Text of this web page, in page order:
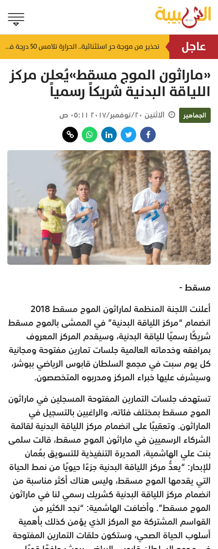
عاجل منذ ساعة لتشوه المظهر الحضاري وتعطل الحركة التجارية.. أهالي العوابي يطالبون عبر "الشبيبة" بإنقاذ سوقهم القديم من "كبارة الأسماك" المهجورة تحذير من موجة حر استثنائية.. الحرارة تلامس 50 درجة في بعض مناطق سلطنة عُمان
«ماراثون الموج مسقط»يُعلن مركز
اللياقة البدنية شريكاً رسمياً
الجماهير الاثنين ٢٠/نوفمبر/٢٠١٧ ٠٥:١١ ص
مسقط -
أعلنت اللجنة المنظمة لماراثون الموج مسقط 2018
انضمام “مركز اللياقة البدنية” في الممشى بالموج مسقط
شريكًا رسميًا للياقة البدنية، وسيقدم المركز المعروف
بمرافقه وخدماته العالمية جلسات تمارين مفتوحة ومجانية
كل يوم سبت في مجمع السلطان قابوس الرياضي ببوشر،
وسيشرف عليها خبراء المركز ومدربوه المتخصصون.
تستهدف جلسات التمارين المفتوحة المسجلين في ماراثون
الموج مسقط بمختلف فئاته، والراغبين بالتسجيل في
الماراثون. وتعقيبًا على انضمام مركز اللياقة البدنية لقائمة
الشركاء الرسميين في ماراثون الموج مسقط، قالت سلمى
بنت علي الهاشمية، المديرة التنفيذية للتسويق بعُمان
للإبحار: “يعدُّ مركز اللياقة البدنية جزءًا حيويًا من نمط الحياة
التي يقدمها الموج مسقط، وليس هناك أكثر مناسبة من
انضمام مركز اللياقة البدنية كشريك رسمي لنا في ماراثون
الموج مسقط”. وأضافت الهاشمية: “نجد الكثير من
القواسم المشتركة مع المركز الذي يؤمن كذلك بأهمية
أسلوب الحياة الصحي، وستكون حلقات التمارين المفتوحة